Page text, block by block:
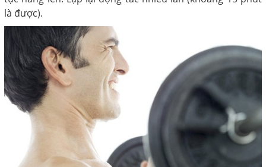
là được).